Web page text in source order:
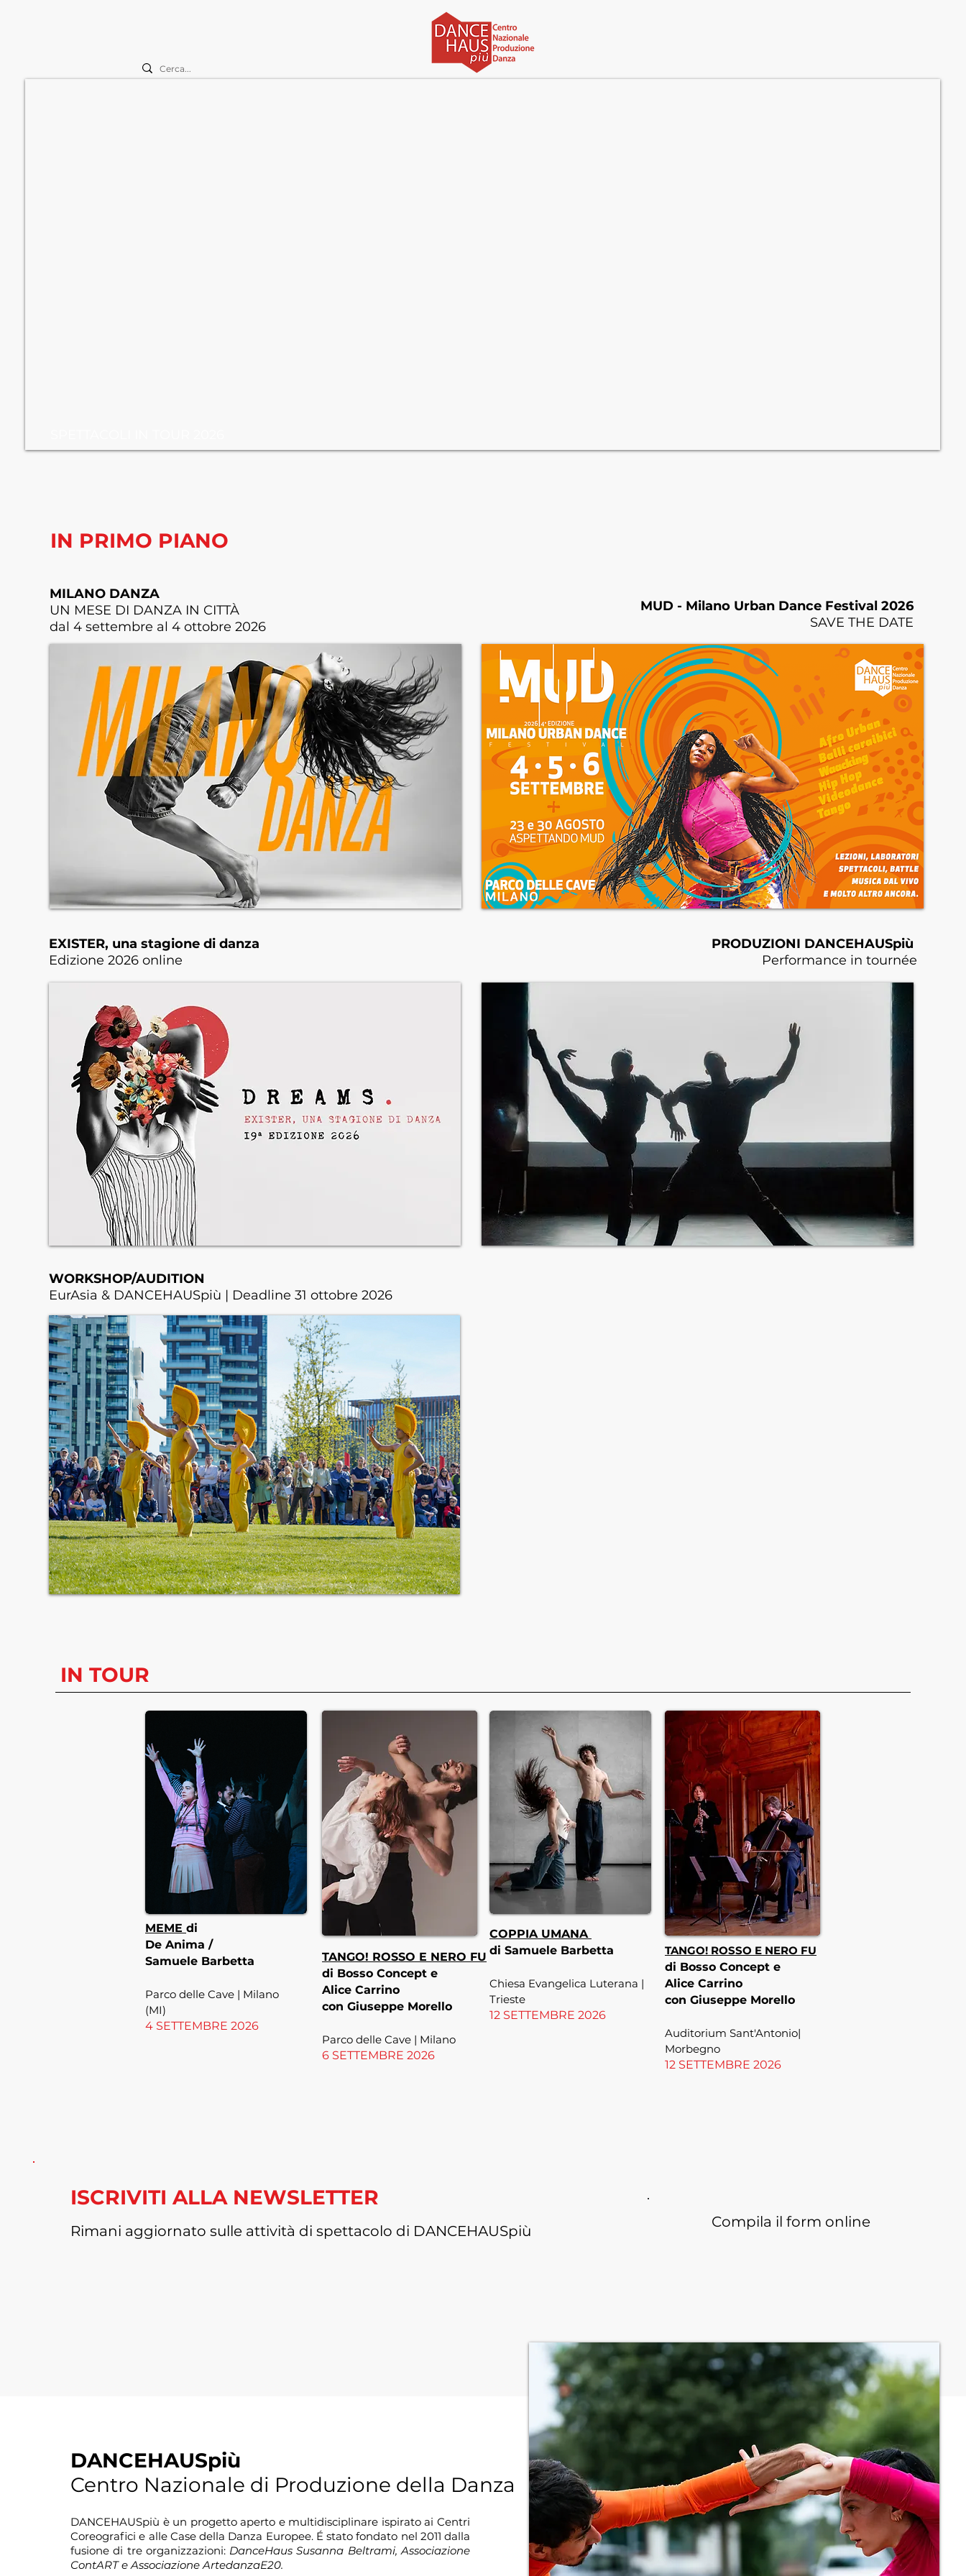
IN PRIMO PIANO
MILANO DANZA
UN MESE DI DANZA IN CITTÀ
dal 4 settembre al 4 ottobre 2026
EXISTER, una stagione di danza
Edizione 2026 online
MUD - Milano Urban Dance Festival 2026
SAVE THE DATE
PRODUZIONI DANCEHAUSpiù
Performance in tournée
WORKSHOP/AUDITION
EurAsia & DANCEHAUSpiù | Deadline 31 ottobre 2026
IN TOUR
MEME di
De Anima /
Samuele Barbetta
Parco delle Cave | Milano
(MI)
4 SETTEMBRE 2026
TANGO! ROSSO E NERO FU
di Bosso Concept e
Alice Carrino
con Giuseppe Morello
Parco delle Cave | Milano
6 SETTEMBRE 2026
COPPIA UMANA
di Samuele Barbetta
Chiesa Evangelica Luterana |
Trieste
12 SETTEMBRE 2026
TANGO! ROSSO E NERO FU
di Bosso Concept e
Alice Carrino
con Giuseppe Morello
Auditorium Sant'Antonio|
Morbegno
12 SETTEMBRE 2026
ISCRIVITI ALLA NEWSLETTER
Rimani aggiornato sulle attività di spettacolo di DANCEHAUSpiù
Compila il form online
DANCEHAUSpiù
Centro Nazionale di Produzione della Danza
DANCEHAUSpiù è un progetto aperto e multidisciplinare ispirato ai Centri
Coreografici e alle Case della Danza Europee. É stato fondato nel 2011 dalla
fusione di tre organizzazioni: DanceHaus Susanna Beltrami, Associazione
ContART e Associazione ArtedanzaE20.